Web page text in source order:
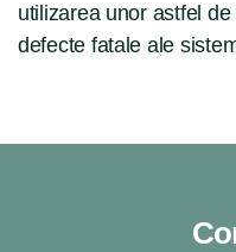
utilizarea unor astfel
defecte fatale ale